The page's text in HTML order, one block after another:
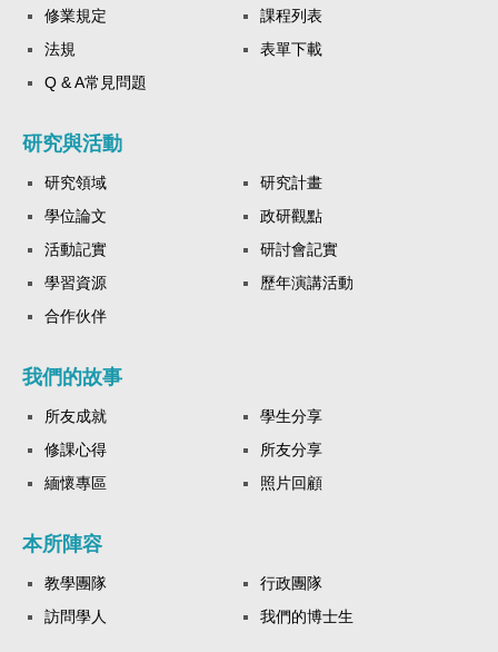
修業規定
課程列表
法規
表單下載
Q & A常見問題
研究與活動
研究領域
研究計畫
學位論文
政研觀點
活動記實
研討會記實
學習資源
歷年演講活動
合作伙伴
我們的故事
所友成就
學生分享
修課心得
所友分享
緬懷專區
照片回顧
本所陣容
教學團隊
行政團隊
訪問學人
我們的博士生